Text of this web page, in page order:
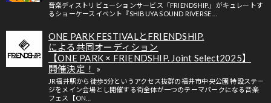
音楽ディストリビューションサービス「FRIENDSHIP.」がキュレートす
るショーケースイベント『SHIBUYA SOUND RIVERSE …
ONE PARK FESTIVALとFRIENDSHIP.
による共同オーディション
【ONE PARK × FRIENDSHIP. Joint Select2025】
開催決定！
JR福井駅から徒歩5分というアクセス抜群の福井市中央公園 特設ステー
ジをメイン会場とし開催する街全体が一つのテーマパークになる音楽
フェス【ON…